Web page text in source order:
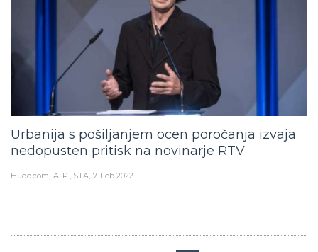
Urbanija s pošiljanjem ocen poročanja izvaja
nedopusten pritisk na novinarje RTV
Hudo.com A. P., STA 7. Feb 2022